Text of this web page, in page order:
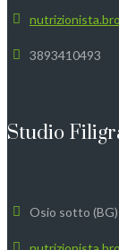
3893410493
Studio
Osio sotto